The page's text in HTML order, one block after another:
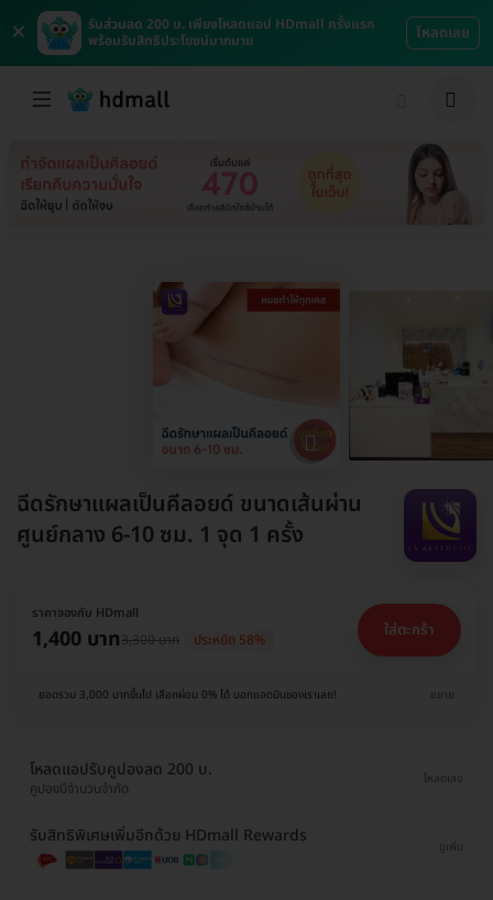
×
รับส่วนลด 200 บ. เพียงโหลดแอป HDmall ครั้งแรก
พร้อมรับสิทธิประโยชน์มากมาย
โหลดเลย
ฉีดรักษาแผลเป็นคีลอยด์ ขนาดเส้นผ่าน
ศูนย์กลาง 6-10 ซม. 1 จุด 1 ครั้ง
ราคาจองกับ HDmall
1,400 บาท3,300 บาท ประหยัด 58% ใส่ตะกร้า
ยอดรวม 3,000 บาทขึ้นไป เลือกผ่อน 0% ได้ บอกแอดมินของเราเลย! ขยาย
โหลดแอปรับคูปองลด 200 บ.
คูปองมีจำนวนจำกัด
โหลดเลย
รับสิทธิพิเศษเพิ่มอีกด้วย HDmall Rewards
ดูเพิ่ม